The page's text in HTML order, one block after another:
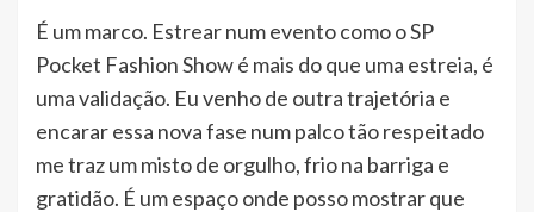
É um marco. Estrear num evento como o SP
Pocket Fashion Show é mais do que uma estreia, é
uma validação. Eu venho de outra trajetória e
encarar essa nova fase num palco tão respeitado
me traz um misto de orgulho, frio na barriga e
gratidão. É um espaço onde posso mostrar que